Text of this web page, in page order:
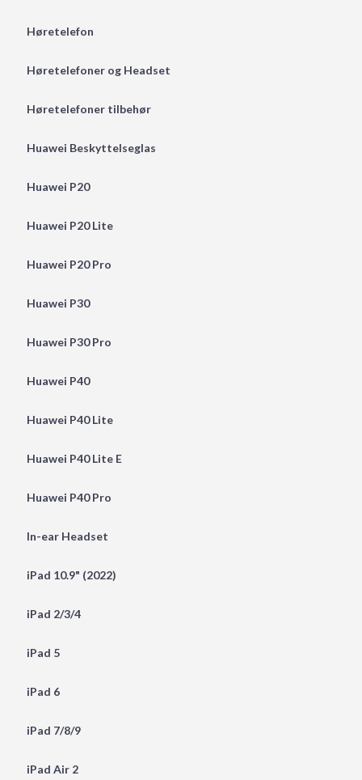
Høretelefon
Høretelefoner og Headset
Høretelefoner tilbehør
Huawei Beskyttelseglas
Huawei P20
Huawei P20 Lite
Huawei P20 Pro
Huawei P30
Huawei P30 Pro
Huawei P40
Huawei P40 Lite
Huawei P40 Lite E
Huawei P40 Pro
In-ear Headset
iPad 10.9" (2022)
iPad 2/3/4
iPad 5
iPad 6
iPad 7/8/9
iPad Air 2